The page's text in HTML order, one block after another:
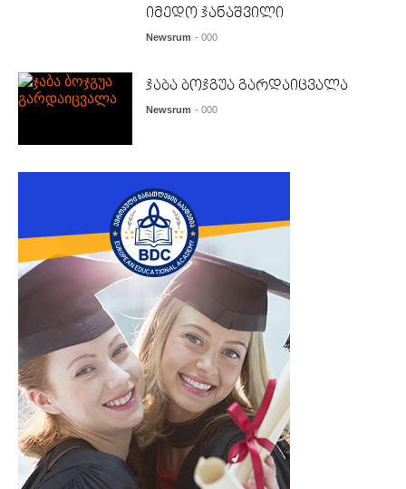
იმედო ჯანაშვილი
Newsrum - 000
ჯაბა ბოჯგუა გარდაიცვალა
Newsrum - 000